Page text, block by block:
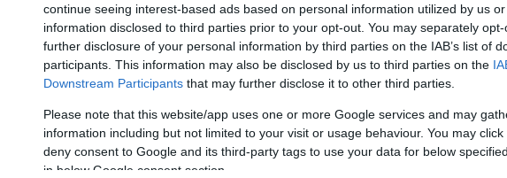
continue seeing interest-based ads based on personal information utilized by us
information disclosed to third parties prior to your opt-out. You may separately
further disclosure of your personal information by third parties on the IAB’s list of
participants. This information may also be disclosed by us to third parties on the
Downstream Participants that may further disclose it to other third parties.
Please note that this website/app uses one or more Google services and may
information including but not limited to your visit or usage behaviour. You may
deny consent to Google and its third-party tags to use your data for below
in below Google consent section.
Πέμπτη 6 Οκτωβρίου 2022
40η Γενική Συνέλευση του Οργανισμού
BSEC URTA.
Προκαταρκτικό Πρόγραμμα
Web Site Συνεδρίου